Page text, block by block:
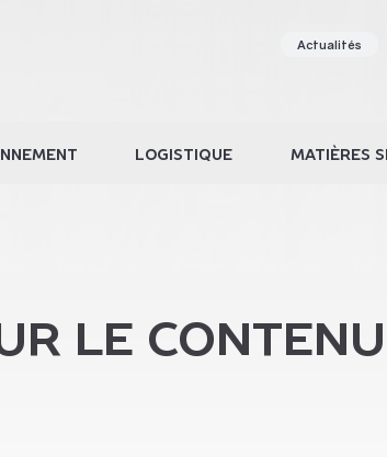
Actualités
LOGISTIQUE MATIÈRES
LE